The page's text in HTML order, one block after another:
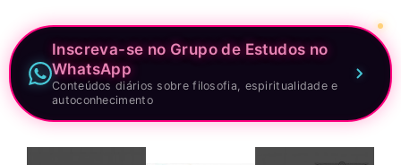
Inscreva-se no Grupo de Estudos no
WhatsApp
Conteúdos diários sobre filosofia, espiritualidade e
autoconhecimento